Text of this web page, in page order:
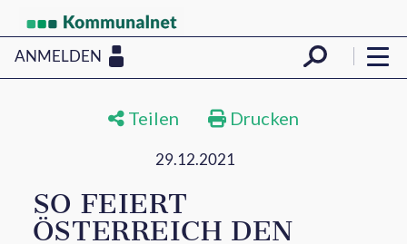
ANMELDEN
Teilen Drucken
29.12.2021
SO FEIERT
ÖSTERREICH DEN